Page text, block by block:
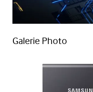
Galerie Photo